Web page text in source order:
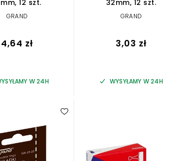
12 szt.
GRAND
4,64 zł
W 24H
32mm, 12 szt.
GRAND
3,03 zł
WYSYŁAMY W 24H